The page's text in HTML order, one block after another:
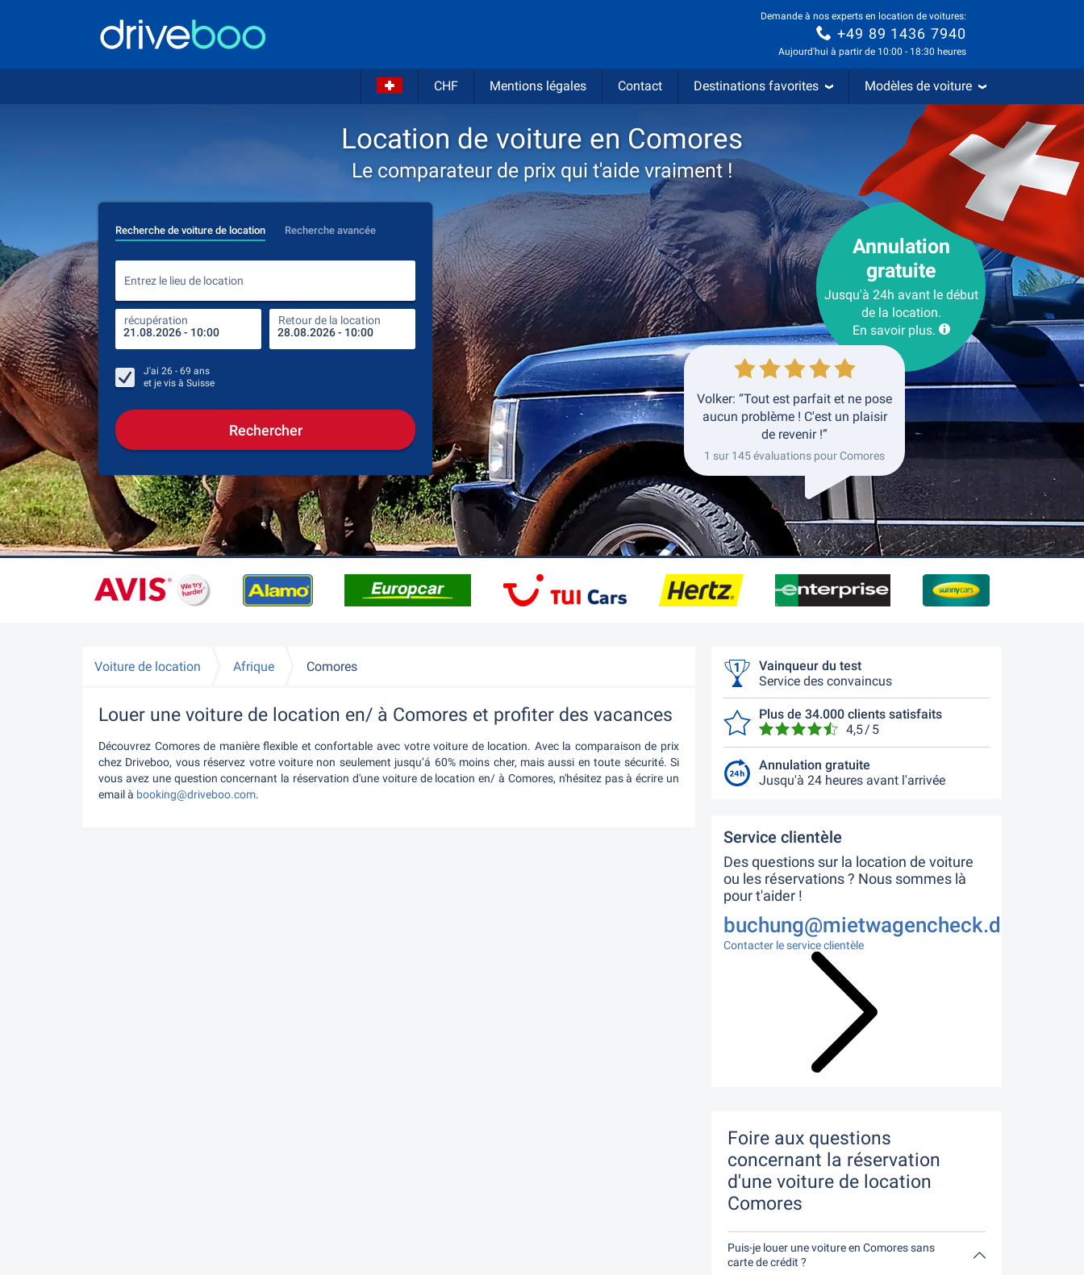
Demande à nos experts en location de voitures:
+49 89 1436 7940
Aujourd'hui à partir de 10:00 - 18:30 heures
CHF Mentions légales Contact Destinations favorites Modèles de voiture
Location de voiture en Comores
Le comparateur de prix qui t'aide vraiment !
Recherche de voiture de location Recherche avancée
Entrez le lieu de location
récupération Retour de la location
Entrez le lieu de location
endroit de retour
récupération Retour de la location
J'ai 26 - 69 ans
et je vis à Suisse
Rechercher
Annulation
gratuite
Jusqu'à 24h avant le début
de la location.
En savoir plus.
Volker: “Tout est parfait et ne pose
aucun problème ! C'est un plaisir
de revenir !”
1 sur 145 évaluations pour Comores
Voiture de location Afrique Comores
Louer une voiture de location en/ à Comores et profiter des vacances
Découvrez Comores de manière flexible et confortable avec votre voiture de location. Avec la comparaison de prix
chez Driveboo, vous réservez votre voiture non seulement jusqu’á 60% moins cher, mais aussi en toute sécurité. Si
vous avez une question concernant la réservation d'une voiture de location en/ à Comores, n'hésitez pas à écrire un
email à booking@driveboo.com.
Vainqueur du test
Service des convaincus
Plus de 34.000 clients satisfaits
4,5 / 5
Annulation gratuite
Jusqu'à 24 heures avant l'arrivée
Service clientèle
Des questions sur la location de voiture
ou les réservations ? Nous sommes là
pour t'aider !
buchung@mietwagencheck.de
Contacter le service clientèle
Foire aux questions
concernant la réservation
d'une voiture de location
Comores
Puis-je louer une voiture en Comores sans
carte de crédit ?